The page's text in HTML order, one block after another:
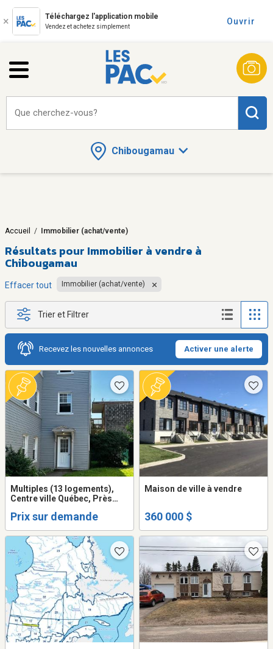
Téléchargez l'application mobile
Vendez et achetez simplement
Ouvrir
Chibougamau
Que cherchez-vous?
Accueil / Immobilier (achat/vente)
Résultats pour Immobilier à vendre à
Chibougamau
Effacer tout Immobilier (achat/vente)
Trier et Filtrer
Recevez les nouvelles annonces Activer une alerte
Multiples (13 logements),
Centre ville Québec, Près
locaitres excellents,
Prix sur demande
Maison de ville à vendre
360 000 $